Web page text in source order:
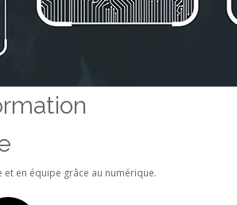
et en équipe grâce au numérique.